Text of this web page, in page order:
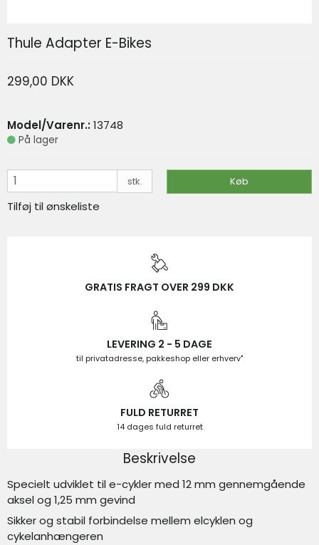
Thule Adapter E-Bikes
299,00 DKK
Model/Varenr.: 13748
På lager
stk. Køb
Tilføj til ønskeliste
GRATIS FRAGT OVER 299 DKK
LEVERING 2 - 5 DAGE
til privatadresse, pakkeshop eller erhverv"
FULD RETURRET
14 dages fuld returret
Beskrivelse
Specielt udviklet til e-cykler med 12 mm gennemgående
aksel og 1,25 mm gevind
Sikker og stabil forbindelse mellem elcyklen og
cykelanhængeren